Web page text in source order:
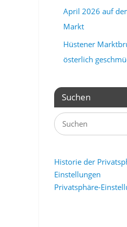
April 2026 auf
Markt
Hüstener
österlich
Suchen
Historie der
Einstellungen
Privatsphäre-